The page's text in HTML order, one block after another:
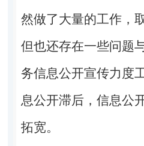
然做了大量的工作，
但也还存在一些问题
务信息公开宣传力度
息公开滞后，信息公
拓宽。